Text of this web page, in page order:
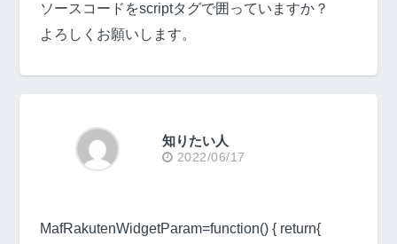
ソースコードをscriptタグで囲っていますか？
よろしくお願いします。
知りたい人
2022/06/17
MafRakutenWidgetParam=function() { return{